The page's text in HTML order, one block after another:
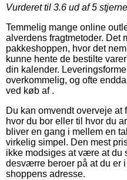
Vurderet til 3.6 ud af 5
Temmelig mange online
alverdens fragtmetoder. Det
pakkeshoppen, hvor det
kunne hente de bestilte
din kalender.
overkommelig, og ofte
ved køb af .
Du kan omvendt overveje at
hvor du bor eller til hvor du
bliver en gang i mellem en
virkelig simpel. Den mest
ikke modsiges at være at du
desværre beroer på at du er
shoppens adresse.